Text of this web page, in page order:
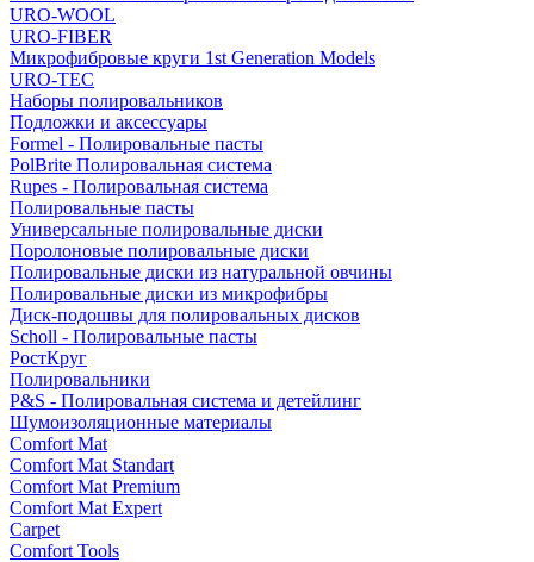
URO-WOOL
URO-FIBER
Микрофибровые круги 1st Generation Models
URO-TEC
Наборы полировальников
Подложки и аксессуары
Formel - Полировальные пасты
PolBrite Полировальная система
Rupes - Полировальная система
Полировальные пасты
Универсальные полировальные диски
Поролоновые полировальные диски
Полировальные диски из натуральной овчины
Полировальные диски из микрофибры
Диск-подошвы для полировальных дисков
Scholl - Полировальные пасты
РостКруг
Полировальники
P&S - Полировальная система и детейлинг
Шумоизоляционные материалы
Comfort Mat
Comfort Mat Standart
Comfort Mat Premium
Comfort Mat Expert
Carpet
Comfort Tools